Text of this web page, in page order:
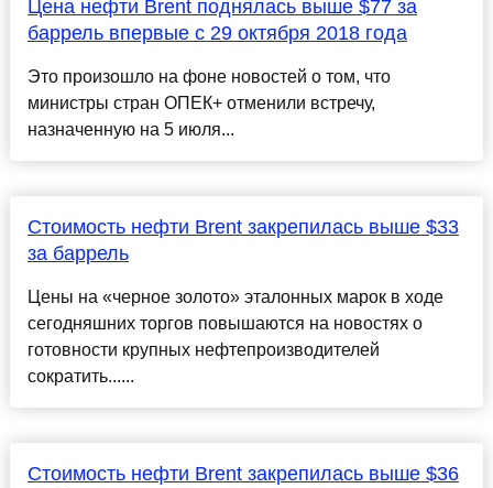
Цена нефти Brent поднялась выше $77 за
баррель впервые с 29 октября 2018 года
Это произошло на фоне новостей о том, что
министры стран ОПЕК+ отменили встречу,
назначенную на 5 июля...
Стоимость нефти Brent закрепилась выше $33
за баррель
Цены на «черное золото» эталонных марок в ходе
сегодняшних торгов повышаются на новостях о
готовности крупных нефтепроизводителей
сократить......
Стоимость нефти Brent закрепилась выше $36